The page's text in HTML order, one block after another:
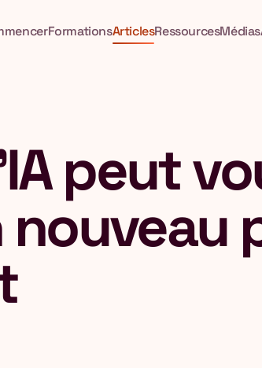
FormationsArticlesRessourcesMédias
peut